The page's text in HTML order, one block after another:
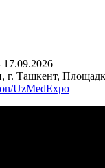
17.09.2026
г. Ташкент,
UzMedExpo